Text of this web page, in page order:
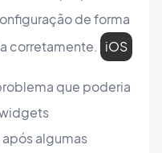
de forma
corretamente. iOS
que poderia
algumas